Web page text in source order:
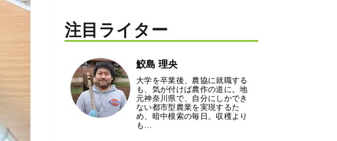
注目ライター
鮫島 理央
大学を卒業後、農協に就職する
も、気が付けば農作の道に。地
元神奈川県で、自分にしかでき
ない都市型農業を実現するた
め、暗中模索の毎日。収穫より
も…